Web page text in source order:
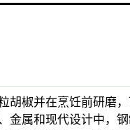
胡椒并在烹饪前研磨
金属和现代设计中，